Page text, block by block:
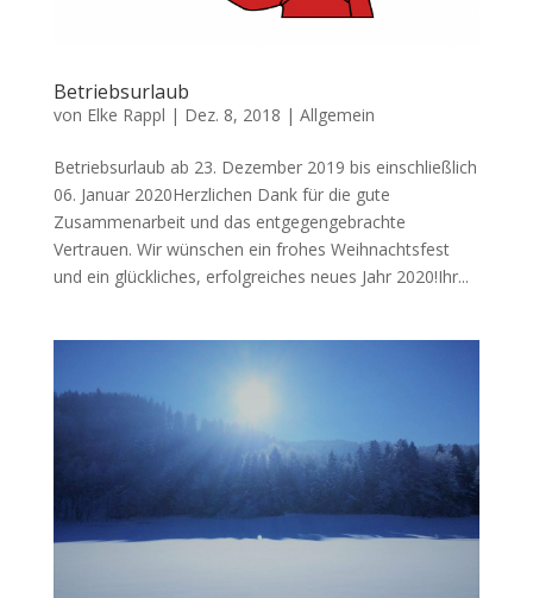
Betriebsurlaub
von Elke Rappl | Dez. 8, 2018 | Allgemein
Betriebsurlaub ab 23. Dezember 2019 bis einschließlich
06. Januar 2020Herzlichen Dank für die gute
Zusammenarbeit und das entgegengebrachte
Vertrauen. Wir wünschen ein frohes Weihnachtsfest
und ein glückliches, erfolgreiches neues Jahr 2020!Ihr...